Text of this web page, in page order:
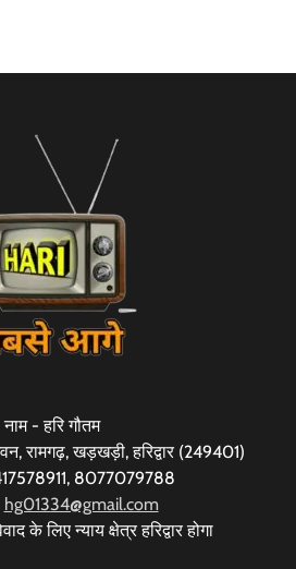
नाम - हरि गौतम
रामगढ़, खड़खड़ी, हरिद्वार (249401)
8077079788
hg01334@gmail.com
के लिए न्याय क्षेत्र हरिद्वार होगा